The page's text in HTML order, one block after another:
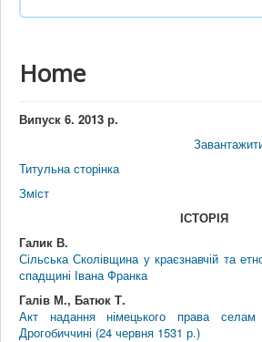
Home
Випуск 6. 2013 р.
Титульна сторінка
Змiст
ІСТОРІЯ
Галик В.
Сільська Сколівщина у краєзнавчій та
спадщині Івана Франка
Галів М., Батюк Т.
Акт надання німецького права
Дрогобиччині (24 червня 1531 р.)